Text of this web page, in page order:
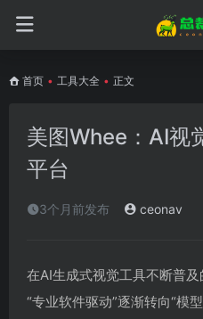
首页 • 工具大全 • 正文
美图Whee：AI视
平台
3个月前发布 ceonav
在AI生成式视觉工具不断普
“专业软件驱动”逐渐转向“模